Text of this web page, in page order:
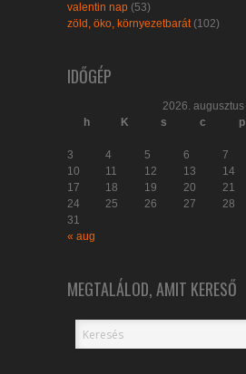
valentin nap (53)
zöld, öko, környezetbarát(102)
IDŐGÉP
2026. augusztus
h
K s c p
3
4 5 6 7
10
11 12 13 14
17
18 19 20 21
24
25 26 27 28
31
« aug
MEGTALÁLOD, AMIT KERESŐ